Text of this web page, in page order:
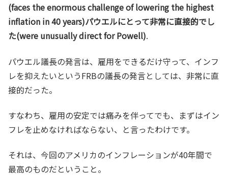
(faces the enormous challenge of lowering the highest
inflation in 40 years)パウエルにとって非常に直接的でし
た(were unusually direct for Powell).
パウエル議長の発言は、雇用をできるだけ守って、インフ
レを抑えたいというFRBの議長の発言としては、非常に直
接的だった。
すなわち、雇用の安定では痛みを伴ってでも、まずはイン
フレを止めなければならない、と言ったわけです。
それは、今回のアメリカのインフレーションが40年間で
最高のものだということ。